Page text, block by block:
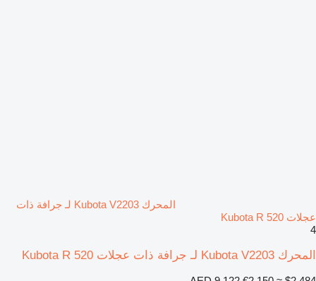
المحرك Kubota V2203 لـ جرافة ذات
عجلات Kubota R 520
4
المحرك Kubota V2203 لـ جرافة ذات عجلات Kubota R 520